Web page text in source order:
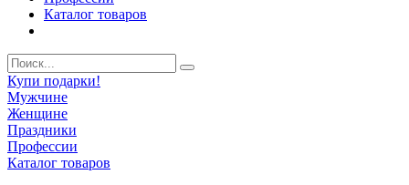
Каталог товаров
Купи подарки!
Мужчине
Женщине
Праздники
Профессии
Каталог товаров